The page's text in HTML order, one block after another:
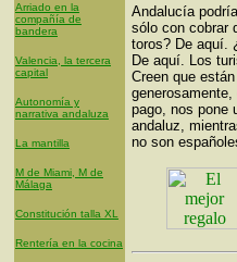
Arriado en la
compañía de
bandera
Valencia, la tercera
capital
Autonomía y
narrativa andaluza
La mantilla
M de Miami, M de
Málaga
Constitución talla XL
Rentería en la cocina
Andalucía
sólo con cobrar
toros? De aquí.
De aquí. Los
Creen que
pago, nos pone
andaluz,
no son